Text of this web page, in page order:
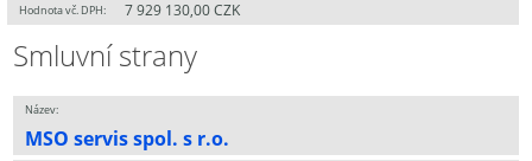
Hodnota vč. DPH: 7 929 130,00 CZK
Smluvní strany
Název:
MSO servis spol. s r.o.